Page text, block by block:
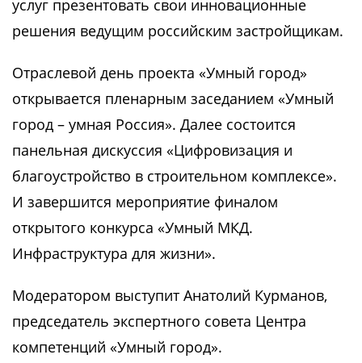
услуг презентовать свои инновационные
решения ведущим российским застройщикам.
Отраслевой день проекта «Умный город»
открывается пленарным заседанием «Умный
город – умная Россия». Далее состоится
панельная дискуссия «Цифровизация и
благоустройство в строительном комплексе».
И завершится мероприятие финалом
открытого конкурса «Умный МКД.
Инфраструктура для жизни».
Модератором выступит Анатолий Курманов,
председатель экспертного совета Центра
компетенций «Умный город».